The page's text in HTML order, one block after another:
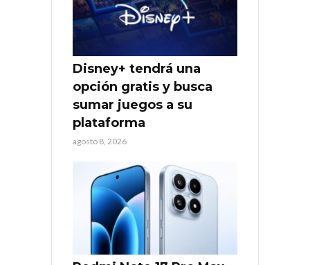
Disney+ tendrá una
opción gratis y busca
sumar juegos a su
plataforma
agosto 8, 2026